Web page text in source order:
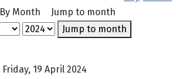
By Month
Jump to month
Jump to month
Friday, 19 April 2024